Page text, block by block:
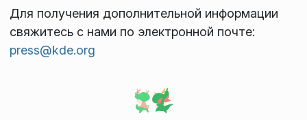
Для получения дополнительной информации
свяжитесь с нами по электронной почте:
press@kde.org